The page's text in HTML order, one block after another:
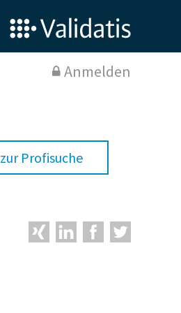
Anmelden
zur Profisuche